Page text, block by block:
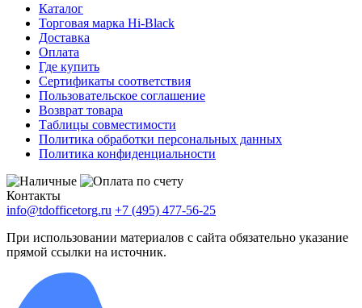
Каталог
Торговая марка Hi-Black
Доставка
Оплата
Где купить
Сертификаты соответствия
Пользовательское соглашение
Возврат товара
Таблицы совместимости
Политика обработки персональных данных
Политика конфиденциальности
Контакты
info@tdofficetorg.ru +7 (495) 477-56-25
При использовании материалов с сайта обязательно указание
прямой ссылки на источник.